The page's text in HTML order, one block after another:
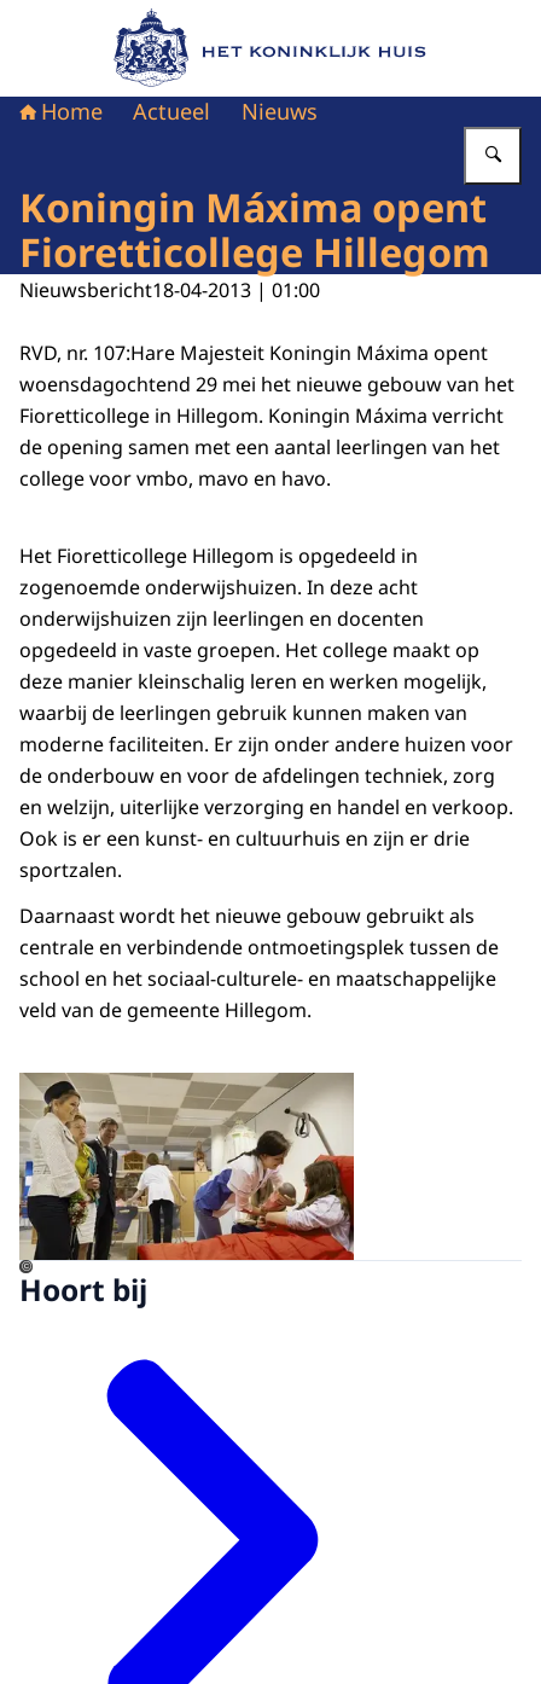
Naar de homepage van Het Koninklijk Huis
Home Actueel Nieuws
Koningin Máxima opent
Fioretticollege Hillegom
Nieuwsbericht18-04-2013 | 01:00
RVD, nr. 107:Hare Majesteit Koningin Máxima opent
woensdagochtend 29 mei het nieuwe gebouw van het
Fioretticollege in Hillegom. Koningin Máxima verricht
de opening samen met een aantal leerlingen van het
college voor vmbo, mavo en havo.
Het Fioretticollege Hillegom is opgedeeld in
zogenoemde onderwijshuizen. In deze acht
onderwijshuizen zijn leerlingen en docenten
opgedeeld in vaste groepen. Het college maakt op
deze manier kleinschalig leren en werken mogelijk,
waarbij de leerlingen gebruik kunnen maken van
moderne faciliteiten. Er zijn onder andere huizen voor
de onderbouw en voor de afdelingen techniek, zorg
en welzijn, uiterlijke verzorging en handel en verkoop.
Ook is er een kunst- en cultuurhuis en zijn er drie
sportzalen.
Daarnaast wordt het nieuwe gebouw gebruikt als
centrale en verbindende ontmoetingsplek tussen de
school en het sociaal-culturele- en maatschappelijke
veld van de gemeente Hillegom.
Open de galerij in vergrote
©
Hoort bij